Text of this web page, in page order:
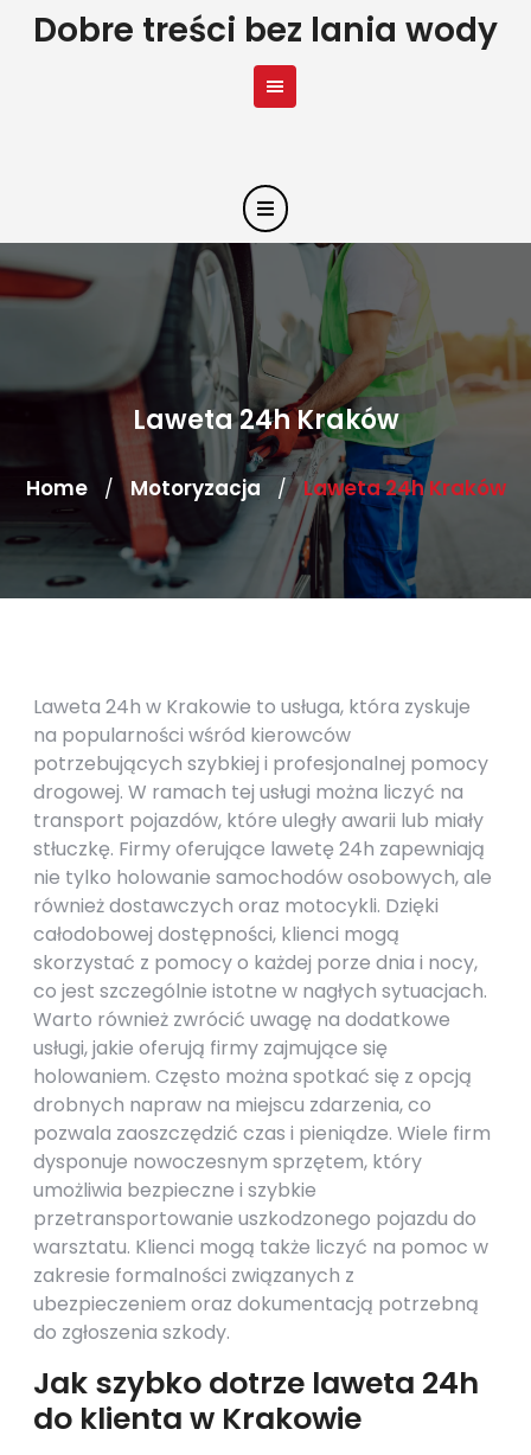
SkipDobre treści bez lania wody
Laweta 24h Kraków
Home / Motoryzacja / Laweta 24h Kraków
Laweta 24h w Krakowie to usługa, która zyskuje
na popularności wśród kierowców
potrzebujących szybkiej i profesjonalnej pomocy
drogowej. W ramach tej usługi można liczyć na
transport pojazdów, które uległy awarii lub miały
stłuczkę. Firmy oferujące lawetę 24h zapewniają
nie tylko holowanie samochodów osobowych, ale
również dostawczych oraz motocykli. Dzięki
całodobowej dostępności, klienci mogą
skorzystać z pomocy o każdej porze dnia i nocy,
co jest szczególnie istotne w nagłych sytuacjach.
Warto również zwrócić uwagę na dodatkowe
usługi, jakie oferują firmy zajmujące się
holowaniem. Często można spotkać się z opcją
drobnych napraw na miejscu zdarzenia, co
pozwala zaoszczędzić czas i pieniądze. Wiele firm
dysponuje nowoczesnym sprzętem, który
umożliwia bezpieczne i szybkie
przetransportowanie uszkodzonego pojazdu do
warsztatu. Klienci mogą także liczyć na pomoc w
zakresie formalności związanych z
ubezpieczeniem oraz dokumentacją potrzebną
do zgłoszenia szkody.
Jak szybko dotrze laweta 24h
do klienta w Krakowie